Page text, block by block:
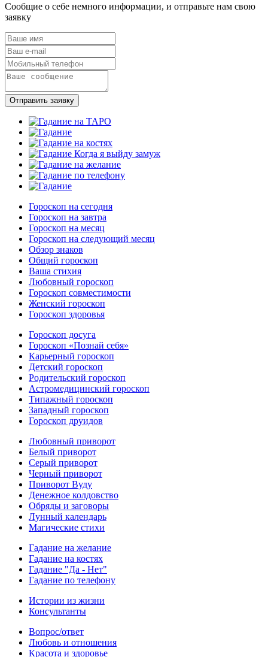
Сообщие о себе немного информации, и отправьте нам свою
заявку
Отправить заявку
Гороскоп на сегодня
Гороскоп на завтра
Гороскоп на месяц
Гороскоп на следующий месяц
Обзор знаков
Общий гороскоп
Ваша стихия
Любовный гороскоп
Гороскоп совместимости
Женский гороскоп
Гороскоп здоровья
Гороскоп досуга
Гороскоп «Познай себя»
Карьерный гороскоп
Детский гороскоп
Родительский гороскоп
Астромедицинский гороскоп
Типажный гороскоп
Западный гороскоп
Гороскоп друидов
Любовный приворот
Белый приворот
Серый приворот
Черный приворот
Приворот Вуду
Денежное колдовство
Обряды и заговоры
Лунный календарь
Магические стихи
Гадание на желание
Гадание на костях
Гадание "Да - Нет"
Гадание по телефону
Истории из жизни
Консультанты
Вопрос/ответ
Любовь и отношения
Красота и здоровье